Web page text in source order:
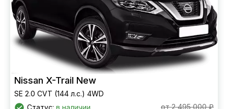
Nissan X-Trail New
SE 2.0 CVT (144 л.с.) 4WD
от 2 495 000 ₽